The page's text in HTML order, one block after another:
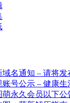
域名通知 – 请将
账号公示 – 健康
萌永久会员以下公